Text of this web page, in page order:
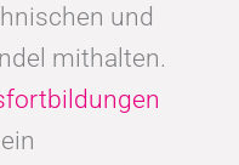
und
mithalten.